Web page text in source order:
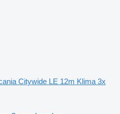
Citywide LE 12m Klima 3x